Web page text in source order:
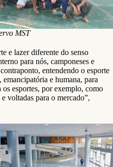
MST
e lazer diferente do senso
para nós, camponeses e
entendendo o esporte
emancipatória e humana, para
esportes, por exemplo, como
voltadas para o mercado”,